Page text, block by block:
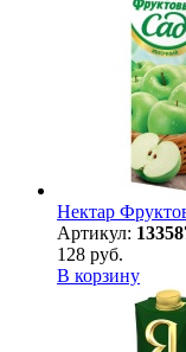
Нектар
Артикул:
128 руб.
В корзину